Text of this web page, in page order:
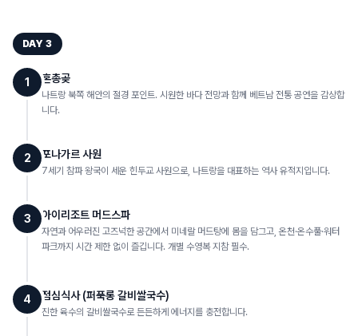
DAY3
1 혼총곶
나트랑 북쪽 해안의 절경 포인트. 시원한 바다 전망과 함께 베트남 전통 공연을 감상합
니다.
2 포나가르 사원
7세기 참파 왕국이 세운 힌두교 사원으로, 나트랑을 대표하는 역사 유적지입니다.
3 아이리조트 머드스파
자연과 어우러진 고즈넉한 공간에서 미네랄 머드탕에 몸을 담그고, 온천·온수풀·워터
파크까지 시간 제한 없이 즐깁니다. 개별 수영복 지참 필수.
4 점심식사 (퍼푹롱 갈비쌀국수)
진한 육수의 갈비쌀국수로 든든하게 에너지를 충전합니다.